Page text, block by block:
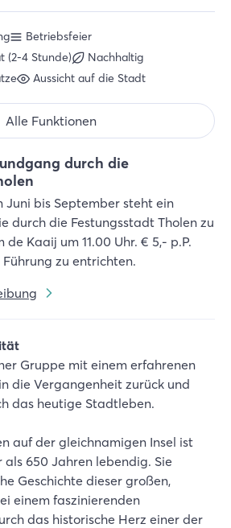
durch die
Juni bis September steht ein
durch die Festungsstadt Tholen zu
Kaaij um 11.00 Uhr. € 5,- p.P.
zu entrichten.
Gruppe mit einem erfahrenen
die Vergangenheit zurück und
das heutige Stadtleben.
auf der gleichnamigen Insel ist
als 650 Jahren lebendig. Sie
Geschichte dieser großen,
einem faszinierenden
das historische Herz einer der
Betriebsfeier
(2-4 Stunde)
Nachhaltig
Aussicht auf die Stadt
Alle Funktionen